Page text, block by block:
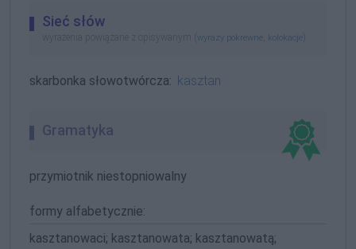
Sieć słów
wyrażenia powiązane z opisywanym ( wyrazy pokrewne kolokacje
skarbonka słowotwórcza: kasztan
Gramatyka
przymiotnik niestopniowalny
formy alfabetycznie:
kasztanowaci; kasztanowata; kasztanowatą;